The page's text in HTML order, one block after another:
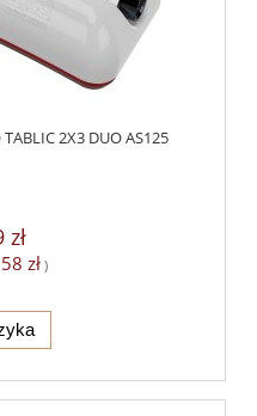
2X3 DUO AS125
zł
zł)